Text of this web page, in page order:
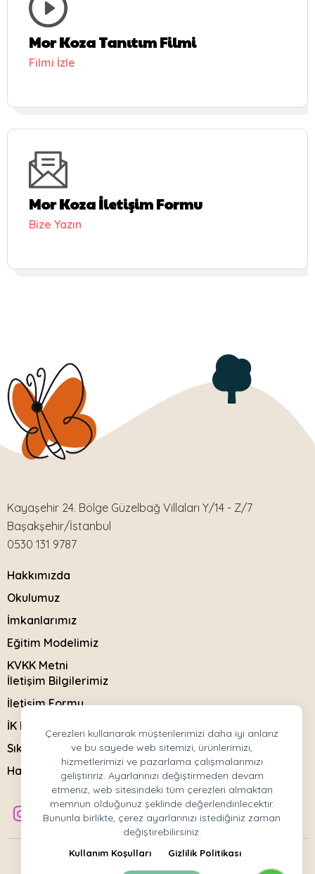
Çerezleri kullanarak müşterilerimizi daha iyi anlarız
ve bu sayede web sitemizi, ürünlerimizi,
hizmetlerimizi ve pazarlama çalışmalarımızı
geliştiririz. Ayarlarınızı değiştirmeden devam
etmeniz, web sitesindeki tüm çerezleri almaktan
memnun olduğunuz şeklinde değerlendirilecektir.
Bununla birlikte, çerez ayarlarınızı istediğiniz zaman
değiştirebilirsiniz.
Kullanım Koşulları Gizlilik Politikası
Mor Koza Tanıtım Filmi
Filmi İzle
Mor Koza İletişim Formu
Bize Yazın
Kayaşehir 24. Bölge Güzelbağ Villaları Y/14 - Z/7
Başakşehir/İstanbul
0530 131 9787
Hakkımızda
Okulumuz
İmkanlarımız
Eğitim Modelimiz
KVKK Metni
İletişim Bilgilerimiz
İletişim Formu
İK Başvuru Formu
Sıkça Sorulanlar
Haberler